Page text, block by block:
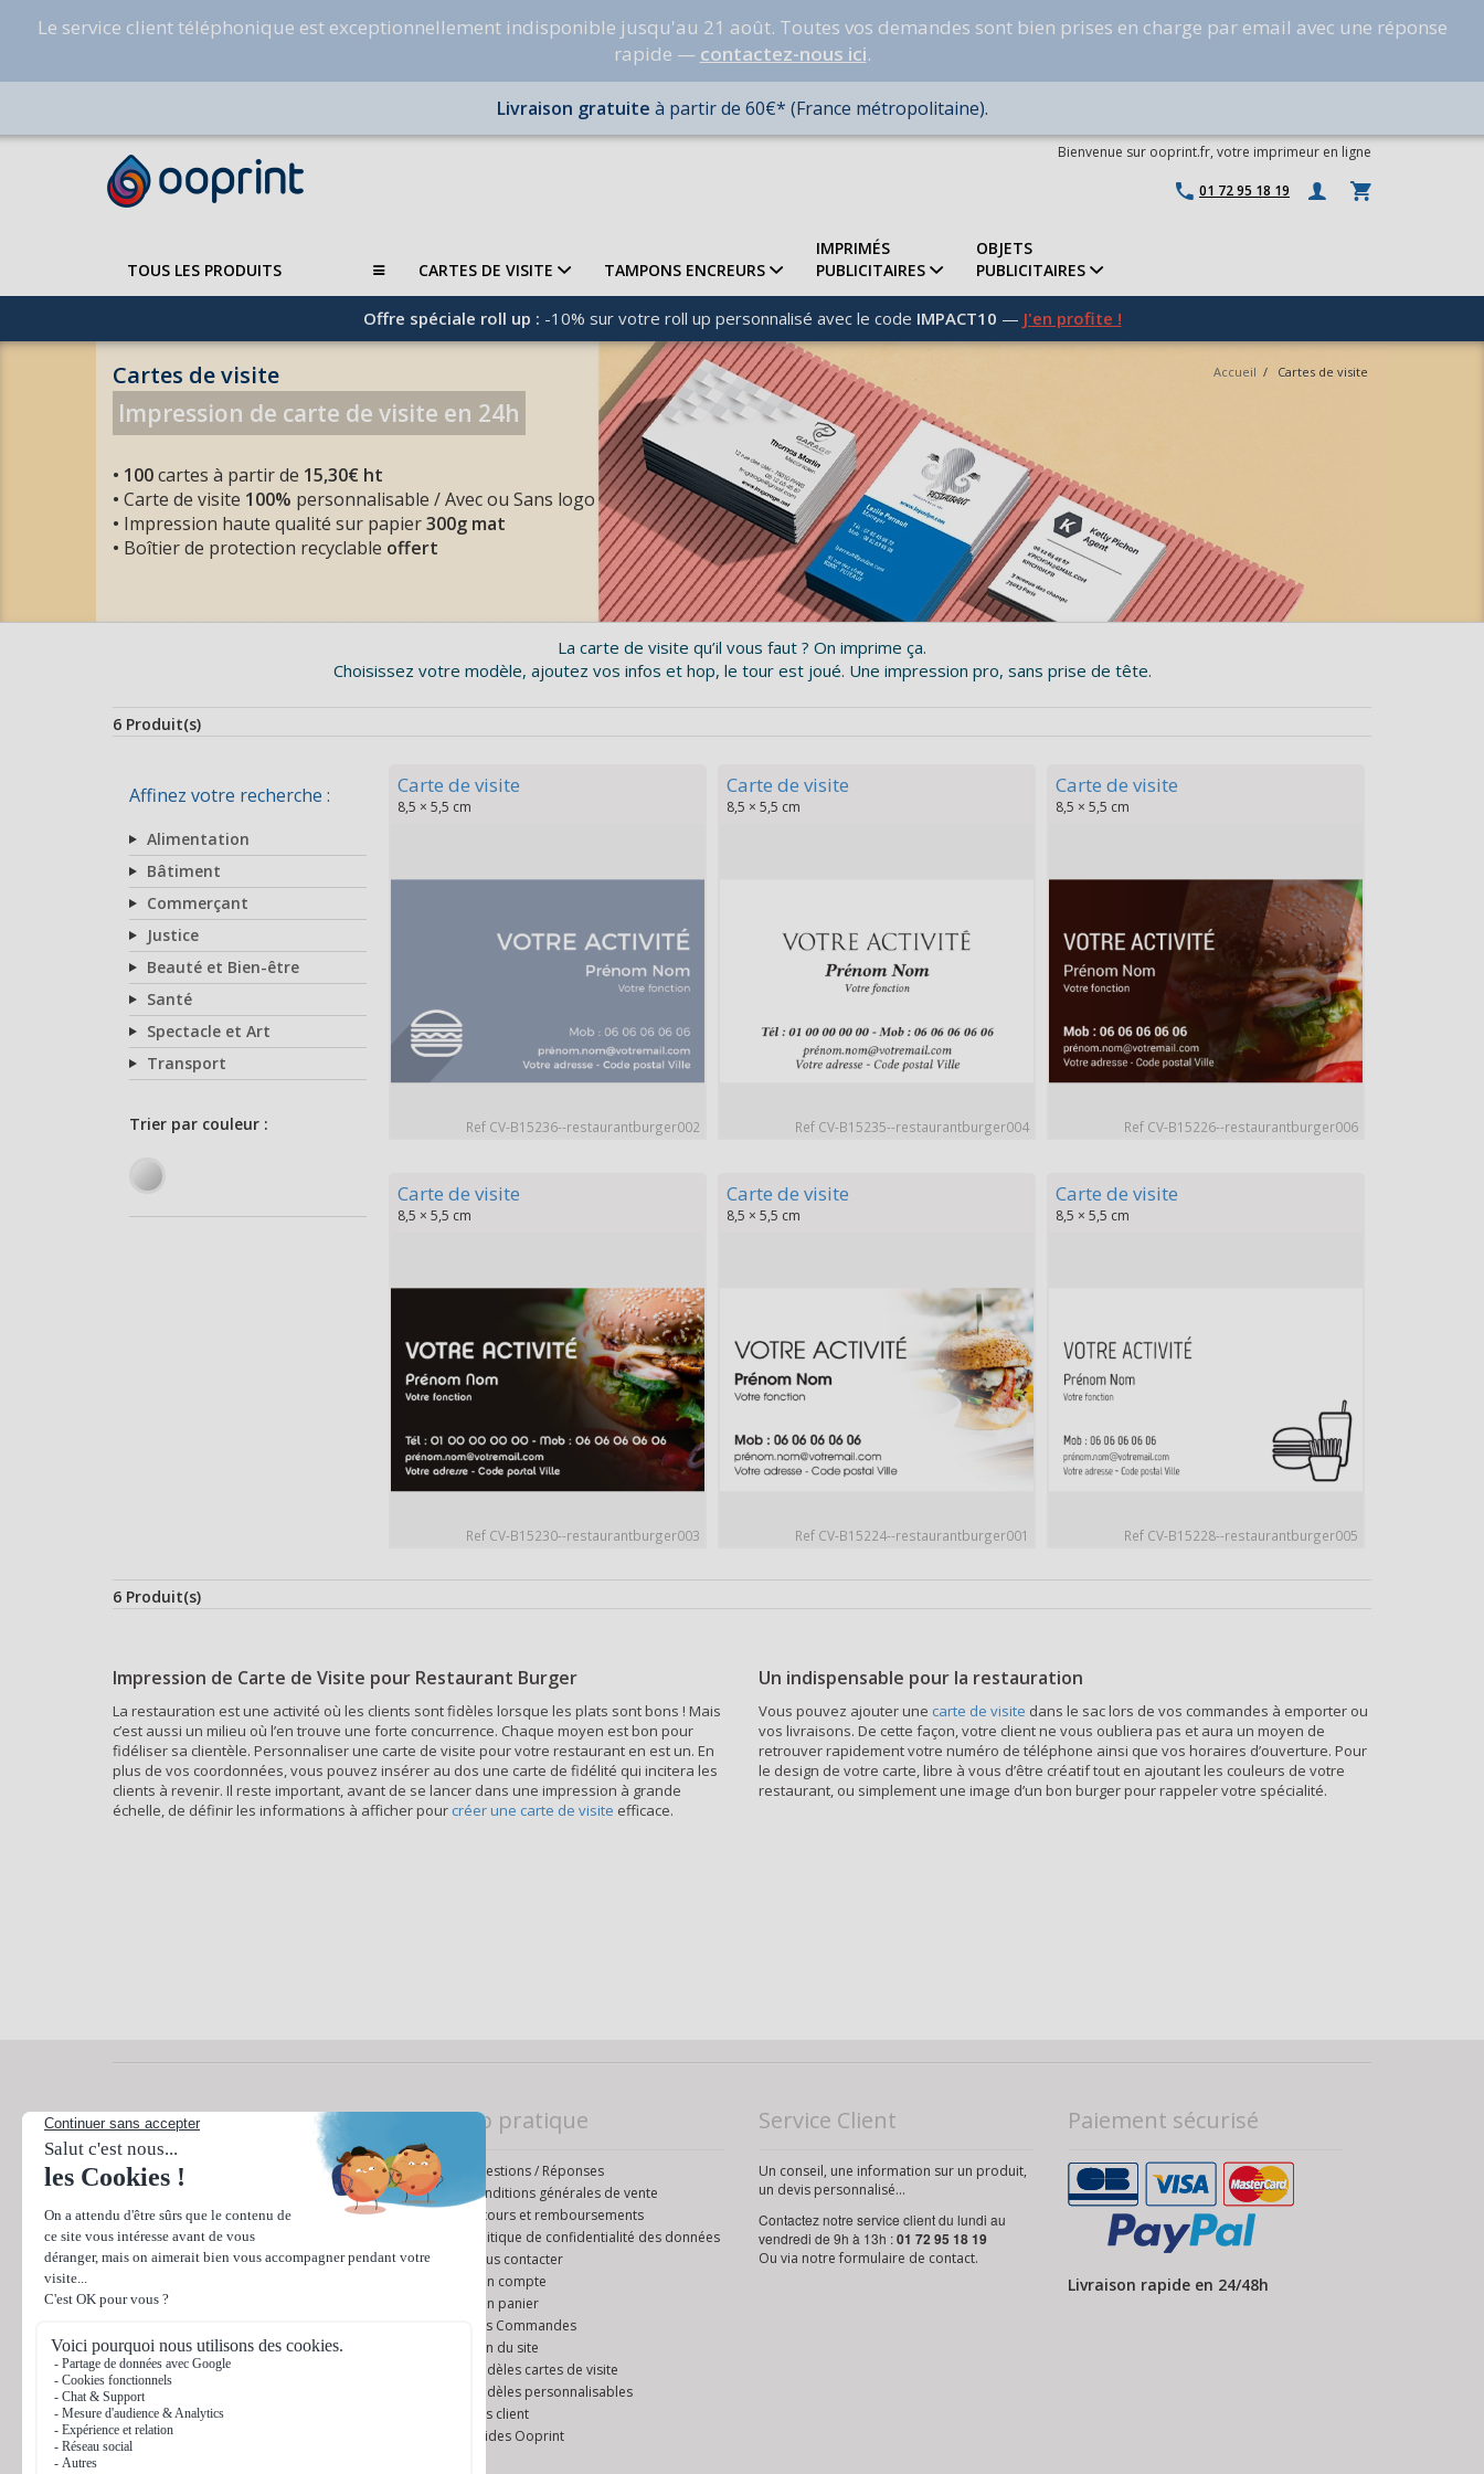
Le service client téléphonique est exceptionnellement indisponible jusqu'au 21 août. Toutes vos demandes sont bien prises en charge par email avec une réponse
rapide — contactez-nous ici.
Livraison gratuite à partir de 60€* (France métropolitaine).
Bienvenue sur ooprint.fr, votre imprimeur en ligne
01 72 95 18 19
TOUS LES PRODUITS CARTES DE VISITE TAMPONS ENCREURS
IMPRIMÉS
PUBLICITAIRES
OBJETS
PUBLICITAIRES
Offre spéciale roll up : -10% sur votre roll up personnalisé avec le code IMPACT10 — J'en profite !
Cartes de visite Accueil / Cartes de visite
Impression de carte de visite en 24h
• 100cartes à partir de 15,30€ ht
• Carte de visite 100% personnalisable / Avec ou Sans logo
• Impression haute qualité sur papier300g mat
• Boîtier de protection recyclable offert
La carte de visite qu’il vous faut ? On imprime ça.
Choisissez votre modèle, ajoutez vos infos et hop, le tour est joué. Une impression pro, sans prise de tête.
6 Produit(s)
Affinez votre recherche :
Alimentation
Bâtiment
Commerçant
Justice
Beauté et Bien-être
Santé
Spectacle et Art
Transport
Carte de visite
8,5 × 5,5 cm
Ref CV-B15236--restaurantburger002
Carte de visite
8,5 × 5,5 cm
Ref CV-B15235--restaurantburger004
Carte de visite
8,5 × 5,5 cm
Ref CV-B15226--restaurantburger006
Carte de visite
8,5 × 5,5 cm
Ref CV-B15230--restaurantburger003
Carte de visite
8,5 × 5,5 cm
Ref CV-B15224--restaurantburger001
Carte de visite
8,5 × 5,5 cm
Ref CV-B15228--restaurantburger005
6 Produit(s)
Impression de Carte de Visite pour Restaurant Burger
La restauration est une activité où les clients sont fidèles lorsque les plats sont bons ! Mais
c’est aussi un milieu où l’en trouve une forte concurrence. Chaque moyen est bon pour
fidéliser sa clientèle. Personnaliser une carte de visite pour votre restaurant en est un. En
plus de vos coordonnées, vous pouvez insérer au dos une carte de fidélité qui incitera les
clients à revenir. Il reste important, avant de se lancer dans une impression à grande
échelle, de définir les informations à afficher pour créer une carte de visite efficace.
Un indispensable pour la restauration
Vous pouvez ajouter une carte de visite dans le sac lors de vos commandes à emporter ou
vos livraisons. De cette façon, votre client ne vous oubliera pas et aura un moyen de
retrouver rapidement votre numéro de téléphone ainsi que vos horaires d’ouverture. Pour
le design de votre carte, libre à vous d’être créatif tout en ajoutant les couleurs de votre
restaurant, ou simplement une image d’un bon burger pour rappeler votre spécialité.
Nos produits
Cartes de visite
Etiquettes et Autocollants
Flyers
Brochures / Documents
Têtes de lettre
Cartes de correspondance
Affiches
Kakémono
Dépliants / Plaquettes
Info pratique
Questions / Réponses
Conditions générales de vente
Retours et remboursements
Politique de confidentialité des données
Nous contacter
Mon compte
Mon panier
Mes Commandes
Plan du site
Modèles cartes de visite
Modèles personnalisables
Avis client
Guides Ooprint
Service Client
Un conseil, une information sur un produit,
un devis personnalisé...
Contactez notre service client du lundi au
vendredi de 9h à 13h :01 72 95 18 19
Ou via notre formulaire de contact.
Paiement sécurisé
Livraison rapide en 24/48h